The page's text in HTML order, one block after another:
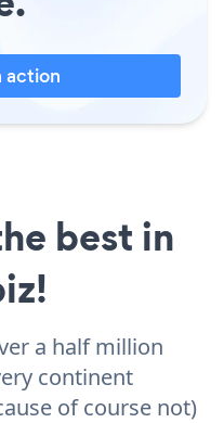
action
best in
a half million
continent
of course not)